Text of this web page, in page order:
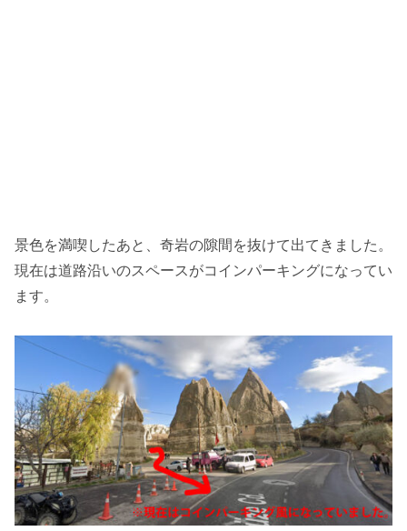
景色を満喫したあと、奇岩の隙間を抜けて出てきました。
現在は道路沿いのスペースがコインパーキングになってい
ます。